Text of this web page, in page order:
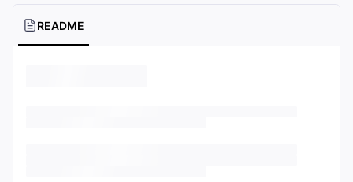
README